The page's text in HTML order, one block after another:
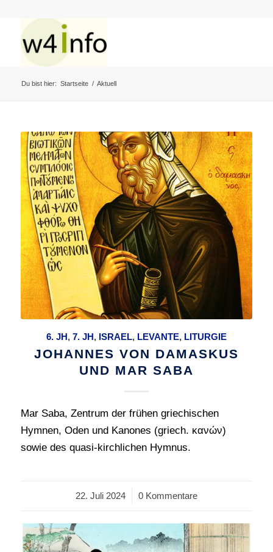
Du bist hier: Startseite / Aktuell
6. JH, 7. JH, ISRAEL, LEVANTE, LITURGIE
JOHANNES VON DAMASKUS
UND MAR SABA
Mar Saba, Zentrum der frühen griechischen
Hymnen, Oden und Kanones (griech. κανών)
sowie des quasi-kirchlichen Hymnus.
22. Juli 2024
/ 0 Kommentare